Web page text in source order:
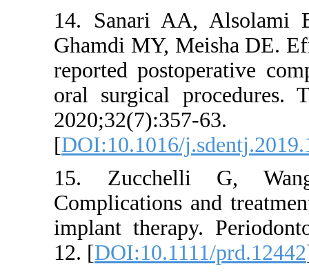
14.
Ghamdi
reported
oral
[
15.
implant
12. [